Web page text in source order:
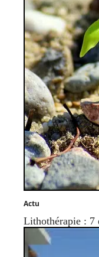
Actu
Lithothérapie : 7